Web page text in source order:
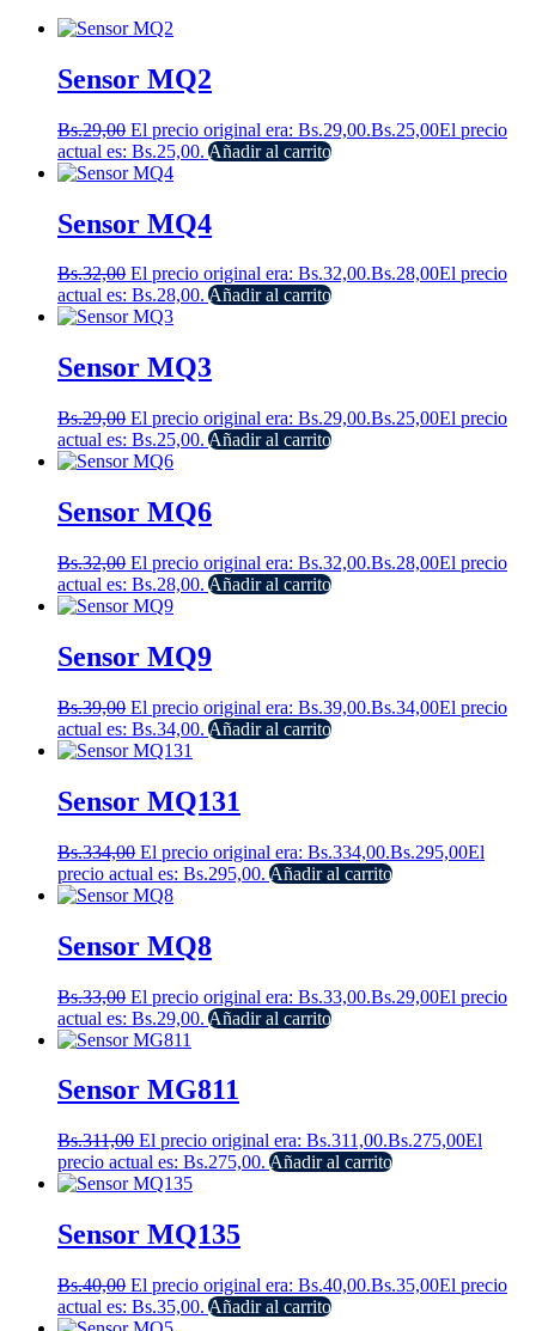
Sensor MQ2
Bs.29,00 El precio original era: Bs.29,00.Bs.25,00El precio
actual es: Bs.25,00. Añadir al carrito
Sensor MQ4
Bs.32,00 El precio original era: Bs.32,00.Bs.28,00El precio
actual es: Bs.28,00. Añadir al carrito
Sensor MQ3
Bs.29,00 El precio original era: Bs.29,00.Bs.25,00El precio
actual es: Bs.25,00. Añadir al carrito
Sensor MQ6
Bs.32,00 El precio original era: Bs.32,00.Bs.28,00El precio
actual es: Bs.28,00. Añadir al carrito
Sensor MQ9
Bs.39,00 El precio original era: Bs.39,00.Bs.34,00El precio
actual es: Bs.34,00. Añadir al carrito
Sensor MQ131
Bs.334,00 El precio original era: Bs.334,00.Bs.295,00El
precio actual es: Bs.295,00. Añadir al carrito
Sensor MQ8
Bs.33,00 El precio original era: Bs.33,00.Bs.29,00El precio
actual es: Bs.29,00. Añadir al carrito
Sensor MG811
Bs.311,00 El precio original era: Bs.311,00.Bs.275,00El
precio actual es: Bs.275,00. Añadir al carrito
Sensor MQ135
Bs.40,00 El precio original era: Bs.40,00.Bs.35,00El precio
actual es: Bs.35,00. Añadir al carrito